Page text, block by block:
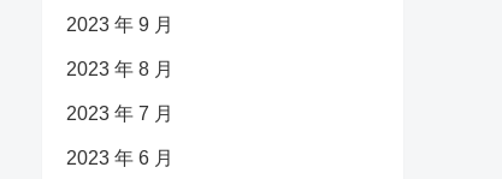
2023 年 9 月
2023 年 8 月
2023 年 7 月
2023 年 6 月